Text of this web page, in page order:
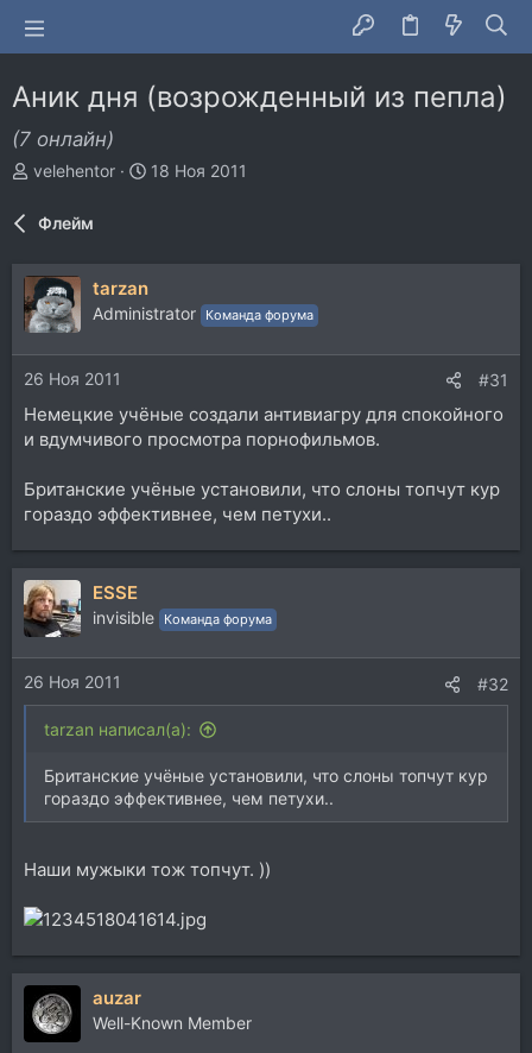
Аник дня (возрожденный из пепла)
(7 онлайн)
А
р
т
е
м
velehentor
Д
н
ч
18 Ноя 2011
Флейм
tarzan
Administrator Команда форума
26 Ноя 2011 #31
Немецкие учёные создали антивиагру для спокойного
и вдумчивого просмотра порнофильмов.
Британские учёные установили, что слоны топчут кур
гораздо эффективнее, чем петухи..
ESSE
invisible Команда форума
26 Ноя 2011 #32
tarzan написал(а):
Британские учёные установили, что слоны топчут кур
гораздо эффективнее, чем петухи..
Наши мужыки тож топчут. ))
auzar
Well-Known Member